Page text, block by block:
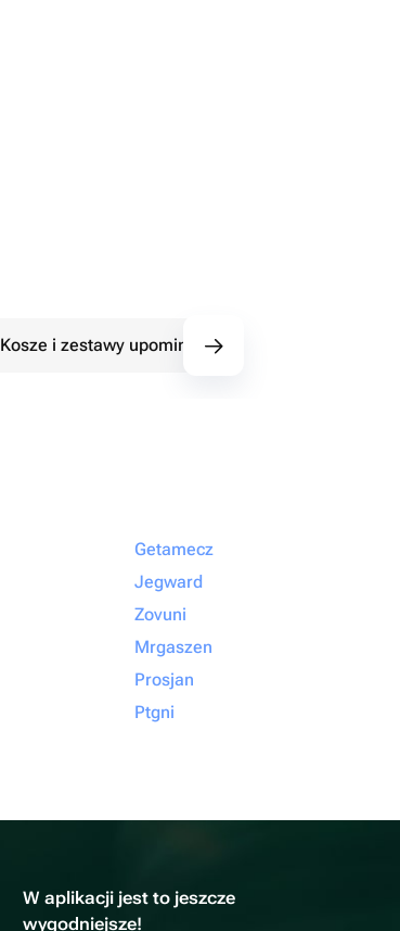
Kosze i zestawy upominkowe
Getamecz
Jegward
Zovuni
Mrgaszen
Prosjan
Ptgni
W aplikacji jest to jeszcze
wygodniejsze!